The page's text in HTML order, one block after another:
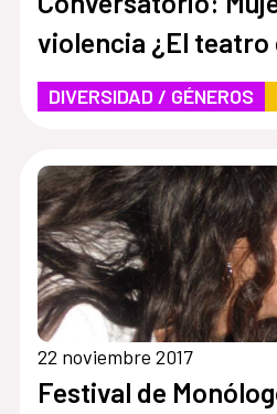
violencia ¿El teatro
DIVERSIDAD / GÉNEROS
22 noviembre 2017
Festival de